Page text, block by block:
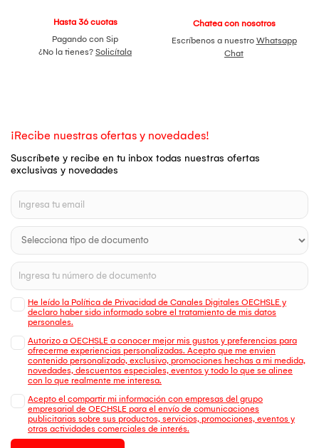
Hasta 36 cuotas
Pagando con Sip
¿No la tienes? Solicítala
Chatea con nosotros
Escríbenos a nuestro Whatsapp
Chat
¡Recibe nuestras ofertas y novedades!
Suscríbete y recibe en tu inbox todas nuestras ofertas
exclusivas y novedades
He leído la Política de Privacidad de Canales Digitales OECHSLE y
declaro haber sido informado sobre el tratamiento de mis datos
personales.
Autorizo a OECHSLE a conocer mejor mis gustos y preferencias para
ofrecerme experiencias personalizadas. Acepto que me envien
contenido personalizado, exclusivo, promociones hechas a mi medida,
novedades, descuentos especiales, eventos y todo lo que se alinee
con lo que realmente me interesa.
Acepto el compartir mi información con empresas del grupo
empresarial de OECHSLE para el envío de comunicaciones
publicitarias sobre sus productos, servicios, promociones, eventos y
otras actividades comerciales de interés.